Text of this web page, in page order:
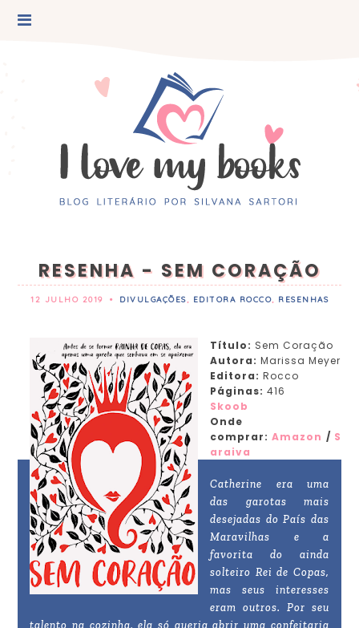
RESENHA - SEM CORAÇÃO
12 JULHO 2019 • DIVULGAÇÕES, EDITORA ROCCO, RESENHAS
Título: Sem Coração
Autora: Marissa Meyer
Editora:Rocco
Páginas: 416
Skoob
Onde
comprar:Amazon / S
araiva
Catherine era uma
das garotas mais
desejadas do País das
Maravilhas e a
favorita do ainda
solteiro Rei de Copas,
mas seus interesses
eram outros. Por seu